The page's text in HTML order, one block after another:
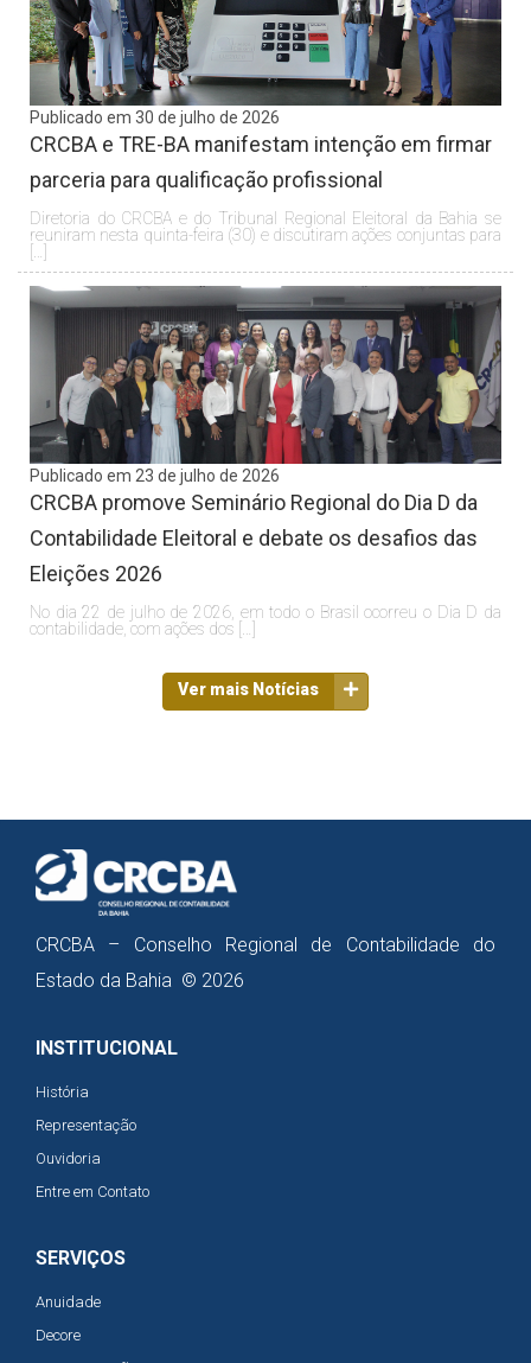
Publicado em 30 de julho de 2026
CRCBA e TRE-BA manifestam intenção em firmar
parceria para qualificação profissional
Diretoria do CRCBA e do Tribunal Regional Eleitoral da Bahia se
reuniram nesta quinta-feira (30) e discutiram ações conjuntas para
Publicado em 23 de julho de 2026
CRCBA promove Seminário Regional do Dia D da
Contabilidade Eleitoral e debate os desafios das
Eleições 2026
No dia 22 de julho de 2026, em todo o Brasil ocorreu o Dia D da
contabilidade, com ações dos […]
Ver mais Notícias
CRCBA – Conselho Regional de Contabilidade do
Estado da Bahia © 2026
INSTITUCIONAL
História
Representação
Ouvidoria
Entre em Contato
SERVIÇOS
Anuidade
Decore